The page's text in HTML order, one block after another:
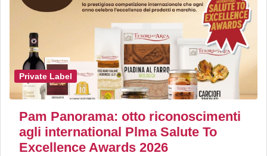
Private Label
Pam Panorama: otto riconoscimenti
agli international Plma Salute To
Excellence Awards 2026